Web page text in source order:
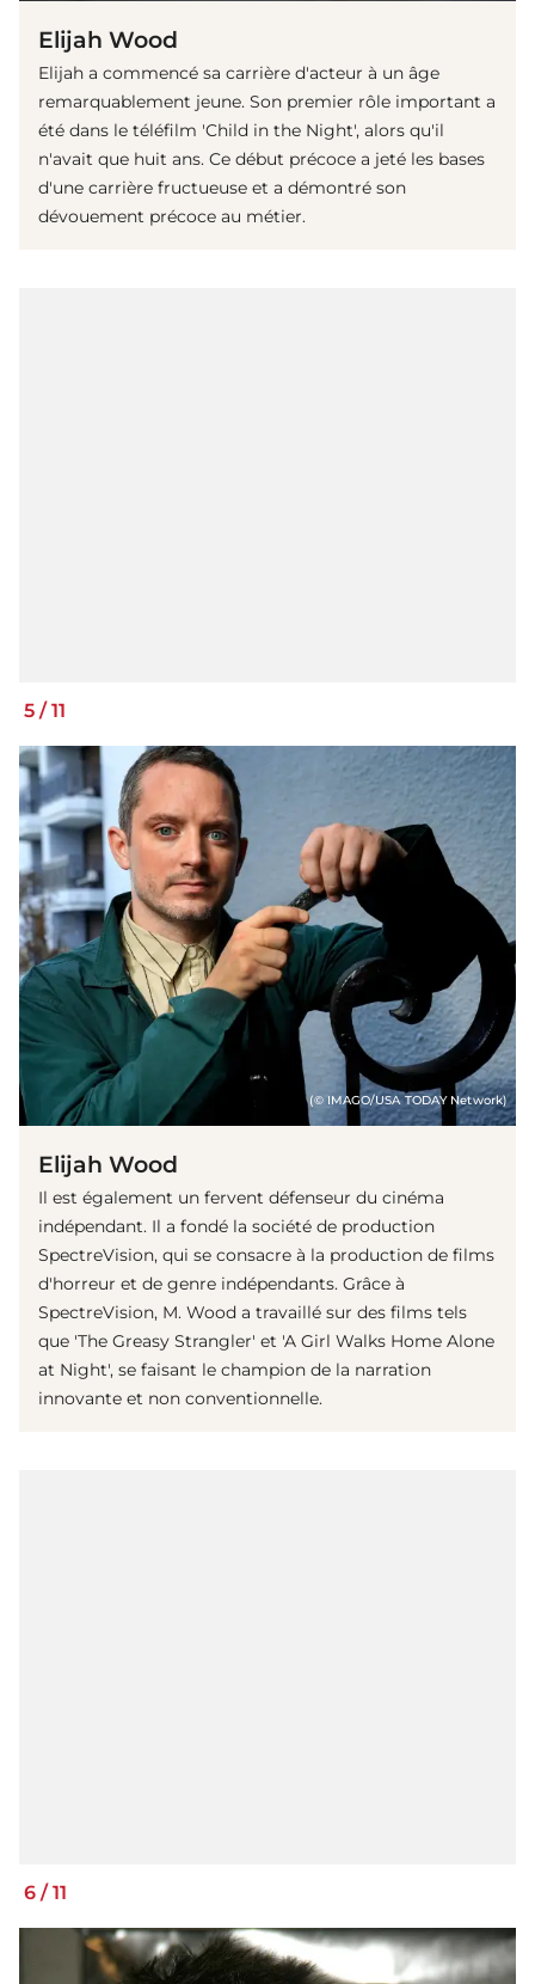
Elijah Wood
Elijah a commencé sa carrière d'acteur à un âge
remarquablement jeune. Son premier rôle important a
été dans le téléfilm 'Child in the Night', alors qu'il
n'avait que huit ans. Ce début précoce a jeté les bases
d'une carrière fructueuse et a démontré son
dévouement précoce au métier.
5 /11
(© IMAGO/USA TODAY Network)
Elijah Wood
Il est également un fervent défenseur du cinéma
indépendant. Il a fondé la société de production
SpectreVision, qui se consacre à la production de films
d'horreur et de genre indépendants. Grâce à
SpectreVision, M. Wood a travaillé sur des films tels
que 'The Greasy Strangler' et 'A Girl Walks Home Alone
at Night', se faisant le champion de la narration
innovante et non conventionnelle.
6 / 11